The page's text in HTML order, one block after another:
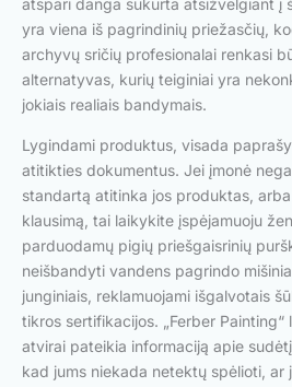
yra viena iš pagrindinių priežasčių,
archyvų sričių profesionalai renkasi
alternatyvas, kurių teiginiai yra
jokiais realiais bandymais.
Lygindami produktus, visada
atitikties dokumentus. Jei įmonė
standartą atitinka jos produktas,
klausimą, tai laikykite įspėjamuoju
parduodamų pigių priešgaisrinių
neišbandyti vandens pagrindo
junginiais, reklamuojami išgalvotais
tikros sertifikacijos. „Ferber
atvirai pateikia informaciją apie
kad jums niekada netektų spėlioti, ar